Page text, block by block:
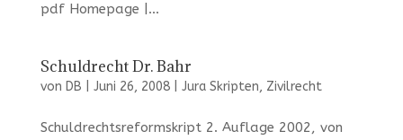
pdf Homepage |...
Schuldrecht Dr. Bahr
von DB Juni 26, 2008| Jura Skripten, Zivilrecht
Schuldrechtsreformskript 2. Auflage 2002, von